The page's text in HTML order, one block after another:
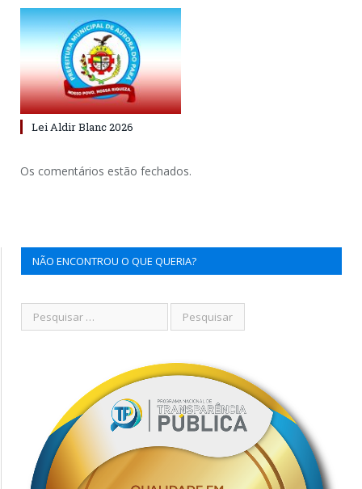
Lei Aldir Blanc 2026
Os comentários estão fechados.
NÃO ENCONTROU O QUE QUERIA?